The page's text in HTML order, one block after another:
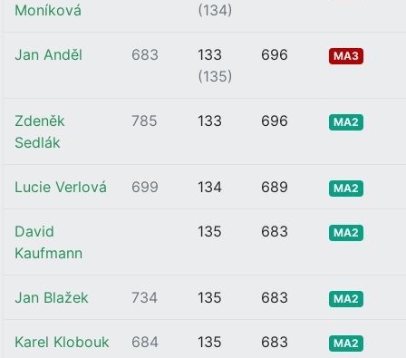
Moníková
(134)
Jan Anděl 683
133
(135)
696 MA3
Zdeněk
Sedlák
785 133 696 MA2
Lucie Verlová 699 134 689 MA2
David
Kaufmann
135 683 MA2
Jan Blažek 734 135 683 MA2
Karel Klobouk 684 135 683 MA2